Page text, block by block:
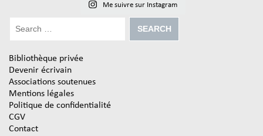
Me suivre sur Instagram
Bibliothèque privée
Devenir écrivain
Associations soutenues
Mentions légales
Politique de confidentialité
CGV
Contact